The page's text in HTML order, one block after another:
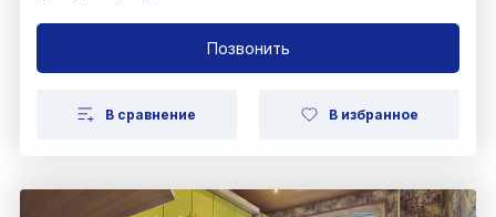
Позвонить
В сравнение В избранное